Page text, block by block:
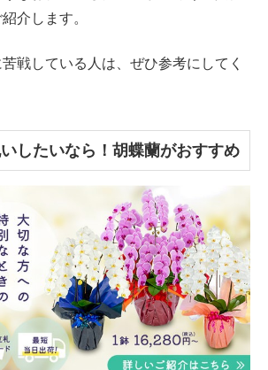
介します。
戦している人は、ぜひ参考にしてく
したいなら！胡蝶蘭がおすすめ